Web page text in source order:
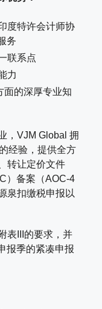
度特许会计师协
务
联系点
力
面的深厚专业知
，VJM Global 拥
经验，提供全方
转让定价文件
）备案（AOC-4
泉扣缴税申报以
表III的要求，并
报季的紧凑申报